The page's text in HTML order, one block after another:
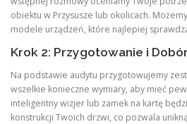
obiektu w Przysusze lub okolicach.
modele urządzeń, które najlepiej
Krok 2: Przygotowanie i
Na podstawie audytu przygotowujemy
wszelkie konieczne wymiary, aby mieć
inteligentny wizjer lub zamek na kartę
konstrukcji Twoich drzwi, co pozwala